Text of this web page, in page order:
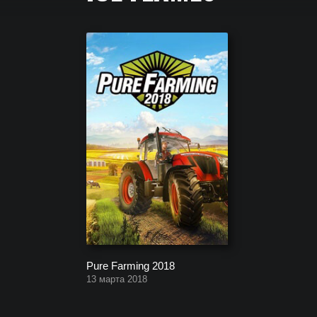
Pure Farming 2018
13 марта 2018